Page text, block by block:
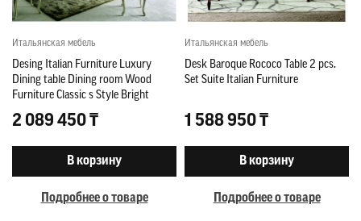
Итальянская мебель
Desing Italian Furniture Luxury
Dining table Dining room Wood
Furniture Classic s Style Bright
2 089 450 ₸
В корзину
Подробнее о товаре
Итальянская мебель
Desk Baroque Rococo Table 2 pcs.
Set Suite Italian Furniture
1 588 950 ₸
В корзину
Подробнее о товаре